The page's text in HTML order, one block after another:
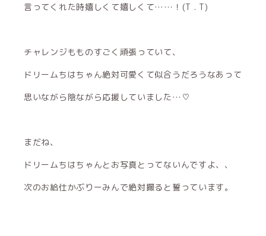
言ってくれた時嬉しくて嬉しくて……！(T . T)
チャレンジもものすごく頑張っていて、
ドリームちはちゃん絶対可愛くて似合うだろうなあって
思いながら陰ながら応援していました…♡
まだね、
ドリームちはちゃんとお写真とってないんですよ、、
次のお給仕かぶりーみんで絶対撮ると誓っています。